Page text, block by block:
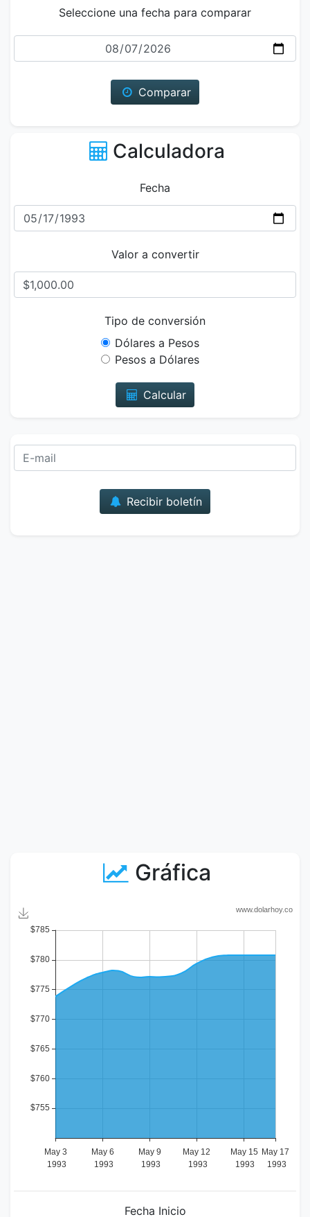
Seleccione una fecha para comparar
Fecha
Comparar
Calculadora
Fecha
Valor a convertir
Tipo de conversión
Dólares a Pesos
Pesos a Dólares
Calcular
Recibir boletín
Gráfica
Fecha Inicio